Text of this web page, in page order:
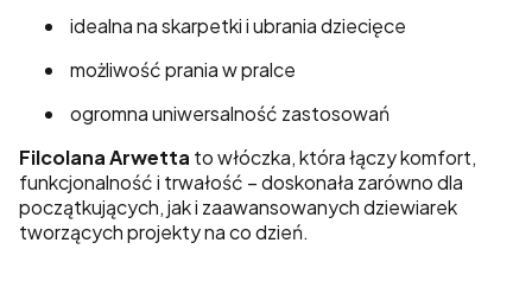
idealna na skarpetki i ubrania dziecięce
możliwość prania w pralce
ogromna uniwersalność zastosowań
Filcolana Arwetta to włóczka, która łączy komfort,
funkcjonalność i trwałość – doskonała zarówno dla
początkujących, jak i zaawansowanych dziewiarek
tworzących projekty na co dzień.